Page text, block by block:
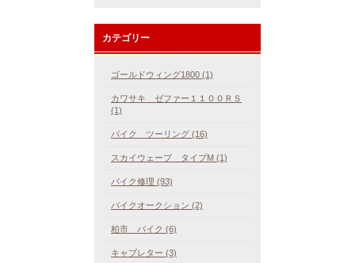
カテゴリー
ゴールドウィング1800 (1)
カワサキ ゼファー１１００ＲＳ
(1)
バイク ツーリング (16)
スカイウェーブ タイプM (1)
バイク修理 (93)
バイクオークション (2)
柏市 バイク (6)
キャブレター (3)